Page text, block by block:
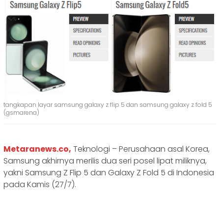
tangkapan layar samsung galaxy z flip 5 dan samsung galaxy z fold 5
(gsmarena)
Metaranews.co, Teknologi – Perusahaan asal Korea,
Samsung akhirnya merilis dua seri posel lipat miliknya,
yakni Samsung Z Flip 5 dan Galaxy Z Fold 5 di Indonesia
pada Kamis (27/7).